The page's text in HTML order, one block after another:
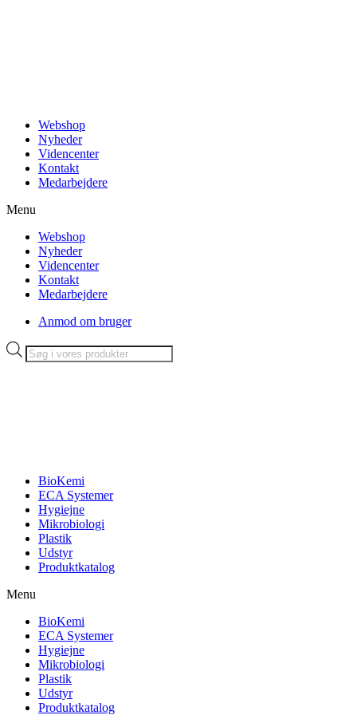
Webshop
Nyheder
Videncenter
Kontakt
Medarbejdere
Menu
Webshop
Nyheder
Videncenter
Kontakt
Medarbejdere
Anmod om bruger
Products
search
BioKemi
ECA Systemer
Hygiejne
Mikrobiologi
Plastik
Udstyr
Produktkatalog
Menu
BioKemi
ECA Systemer
Hygiejne
Mikrobiologi
Plastik
Udstyr
Produktkatalog